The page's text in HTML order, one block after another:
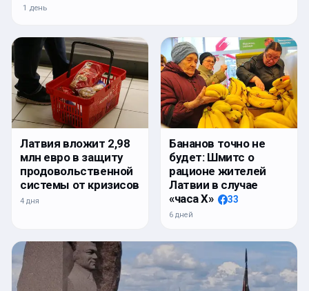
1 день
Латвия вложит 2,98
млн евро в защиту
продовольственной
системы от кризисов
4 дня
Бананов точно не
будет: Шмитс о
рационе жителей
Латвии в случае
«часа Х»
33
6 дней